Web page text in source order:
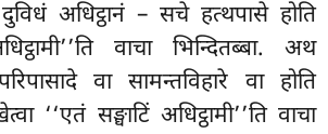
दुविधं अधिट्ठानं – सचे हत्थपासे होति
वाचा भिन्दितब्बा. अथ
वा सामन्तविहारे वा होति
‘‘एतं सङ्घाटिं अधिट्ठामी’’ति वाचा